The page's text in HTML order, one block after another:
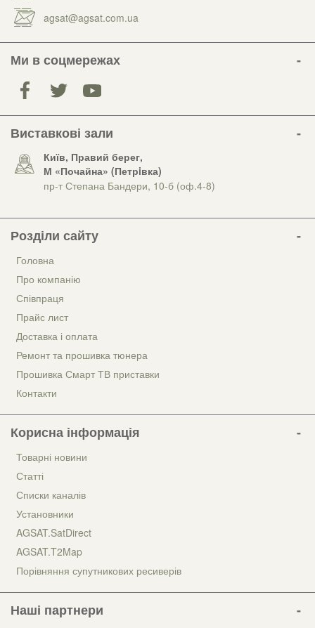
agsat@agsat.com.ua
Ми в соцмережах
Виставкові зали
Київ, Правий берег,
М «Почайна» (Петрiвка)
пр-т Степана Бандери, 10-б (оф.4-8)
Розділи сайту
Головна
Про компанію
Співпраця
Прайс лист
Доставка і оплата
Ремонт та прошивка тюнера
Прошивка Смарт ТВ приставки
Контакти
Корисна інформація
Товарні новини
Статті
Списки каналів
Установники
AGSAT.SatDirect
AGSAT.T2Map
Порівняння супутникових ресиверів
Наші партнери